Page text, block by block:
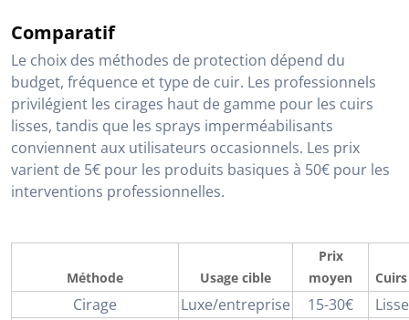
Comparatif
Le choix des méthodes de protection dépend du
budget, fréquence et type de cuir. Les professionnels
privilégient les cirages haut de gamme pour les cuirs
lisses, tandis que les sprays imperméabilisants
conviennent aux utilisateurs occasionnels. Les prix
varient de 5€ pour les produits basiques à 50€ pour les
interventions professionnelles.
Méthode Usage cible
Prix
moyen
Cirage Luxe/entreprise 15-30€